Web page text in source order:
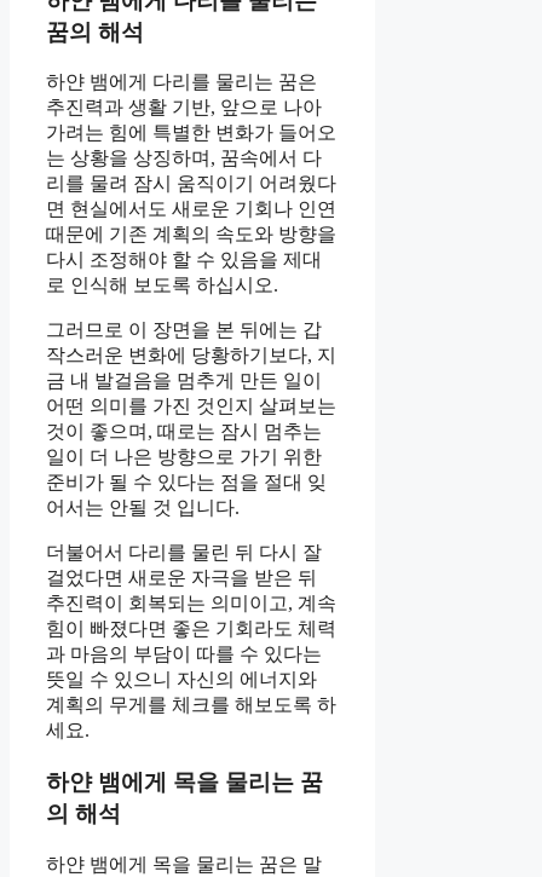
꿈의 해석
하얀 뱀에게 다리를 물리는 꿈은
추진력과 생활 기반, 앞으로 나아
가려는 힘에 특별한 변화가 들어오
는 상황을 상징하며, 꿈속에서 다
리를 물려 잠시 움직이기 어려웠다
면 현실에서도 새로운 기회나 인연
때문에 기존 계획의 속도와 방향을
다시 조정해야 할 수 있음을 제대
로 인식해 보도록 하십시오.
그러므로 이 장면을 본 뒤에는 갑
작스러운 변화에 당황하기보다, 지
금 내 발걸음을 멈추게 만든 일이
어떤 의미를 가진 것인지 살펴보는
것이 좋으며, 때로는 잠시 멈추는
일이 더 나은 방향으로 가기 위한
준비가 될 수 있다는 점을 절대 잊
어서는 안될 것 입니다.
더불어서 다리를 물린 뒤 다시 잘
걸었다면 새로운 자극을 받은 뒤
추진력이 회복되는 의미이고, 계속
힘이 빠졌다면 좋은 기회라도 체력
과 마음의 부담이 따를 수 있다는
뜻일 수 있으니 자신의 에너지와
계획의 무게를 체크를 해보도록 하
세요.
하얀 뱀에게 목을 물리는 꿈
의 해석
하얀 뱀에게 목을 물리는 꿈은 말